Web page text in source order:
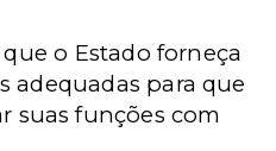
o Estado forneça
adequadas para que
suas funções com